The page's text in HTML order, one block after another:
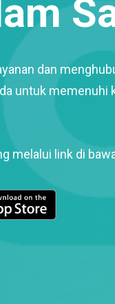
dan
untuk
melalui link di